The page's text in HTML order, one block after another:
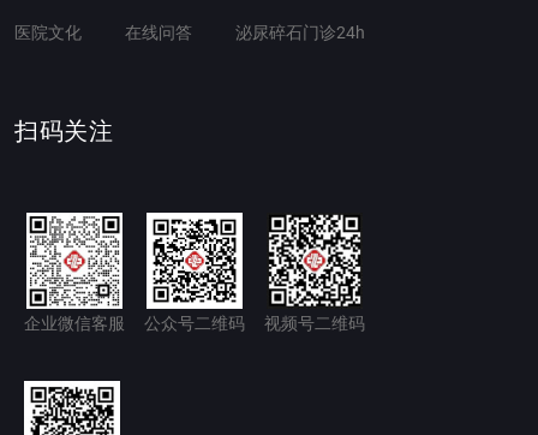
医院文化 在线问答 泌尿碎石门诊24h
扫码关注
企业微信客服 公众号二维码 视频号二维码